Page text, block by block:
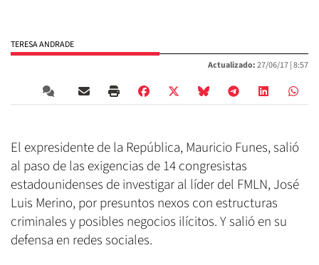
TERESA ANDRADE
Actualizado:27/06/17 |8:57
El expresidente de la República, Mauricio Funes, salió
al paso de las exigencias de 14 congresistas
estadounidenses de investigar al líder del FMLN, José
Luis Merino, por presuntos nexos con estructuras
criminales y posibles negocios ilícitos. Y salió en su
defensa en redes sociales.